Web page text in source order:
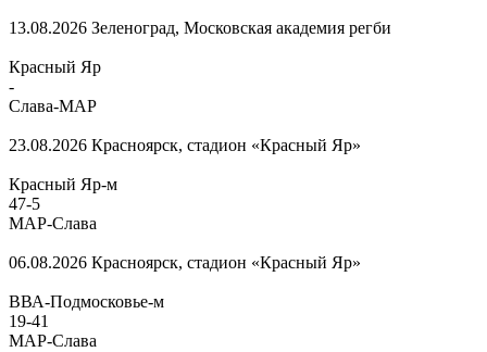
13.08.2026 Зеленоград, Московская академия регби
Красный Яр
-
Слава-МАР
23.08.2026 Красноярск, стадион «Красный Яр»
Красный Яр-м
47-5
МАР-Слава
06.08.2026 Красноярск, стадион «Красный Яр»
ВВА-Подмосковье-м
19-41
МАР-Слава